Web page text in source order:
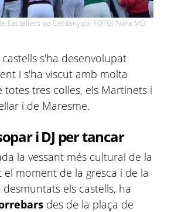
Castellers de Cerdanyola. FOTO: Nora MO
s'ha desenvolupat
i s'ha viscut amb molta
tres colles, els Martinets i
i de Maresme.
i DJ per tancar
la vessant més cultural de la
moment de la gresca i de la
els castells, ha
des de la plaça de